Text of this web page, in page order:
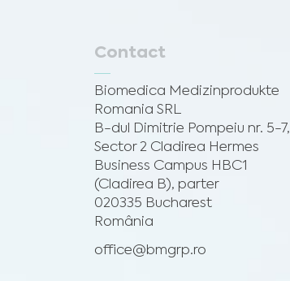
Contact
Biomedica Medizinprodukte
Romania SRL
B-dul Dimitrie Pompeiu nr. 5-7,
Sector 2 Cladirea Hermes
Business Campus HBC1
(Cladirea B), parter
020335 Bucharest
România
office@bmgrp.ro